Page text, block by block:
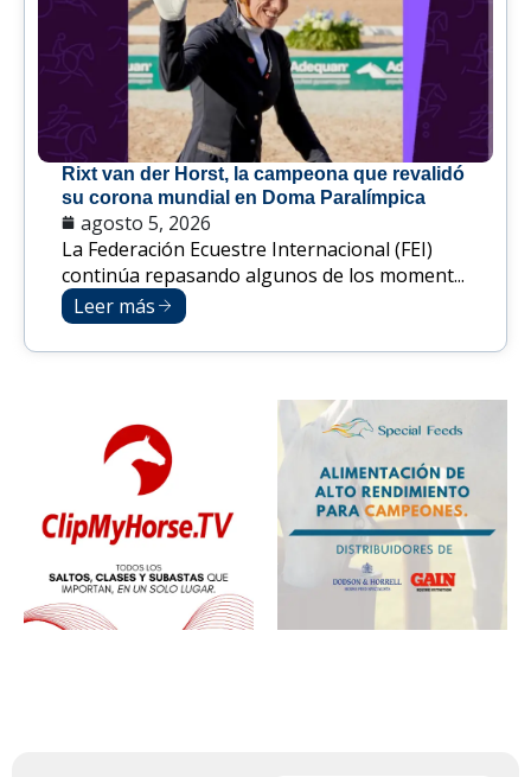
Rixt van der Horst, la campeona que revalidó
su corona mundial en Doma Paralímpica
agosto 5, 2026
La Federación Ecuestre Internacional (FEI)
continúa repasando algunos de los moment...
Leer más